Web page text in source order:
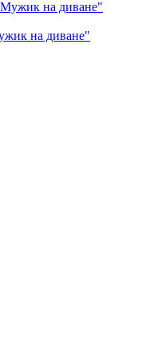
на диване"